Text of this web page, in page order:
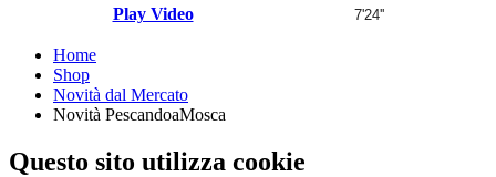
Play Video 7'24''
Home
Shop
Novità dal Mercato
Novità PescandoaMosca
Questo sito utilizza cookie